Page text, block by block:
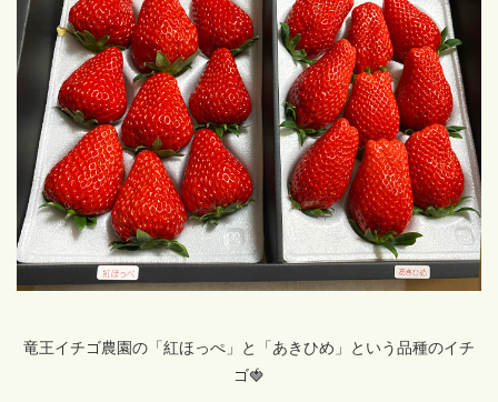
竜王イチゴ農園の「紅ほっぺ」と「あきひめ」という品種のイチ
ゴ🍓